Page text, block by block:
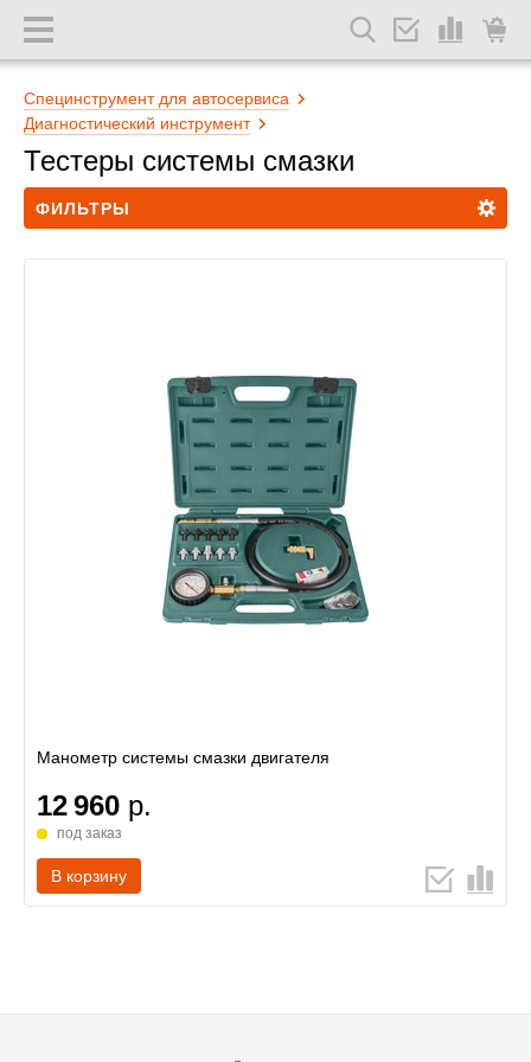
Специнструмент для автосервиса
Диагностический инструмент
Тестеры системы смазки
ФИЛЬТРЫ
Манометр системы смазки двигателя
12 960 р.
под заказ
В корзину